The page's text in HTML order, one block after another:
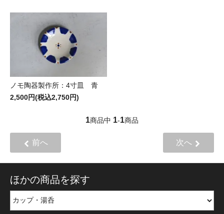
ノモ陶器製作所：4寸皿 青
2,500円(税込2,750円)
1商品中 1-1商品
前へ 次へ
ほかの商品を探す